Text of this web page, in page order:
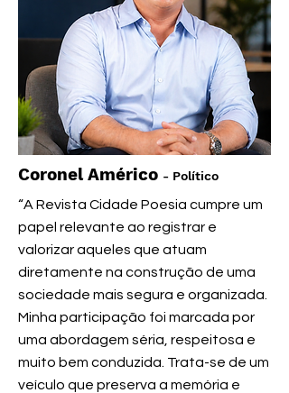
Coronel Américo - Político
“A Revista Cidade Poesia cumpre um
papel relevante ao registrar e
valorizar aqueles que atuam
diretamente na construção de uma
sociedade mais segura e organizada.
Minha participação foi marcada por
uma abordagem séria, respeitosa e
muito bem conduzida. Trata-se de um
veículo que preserva a memória e